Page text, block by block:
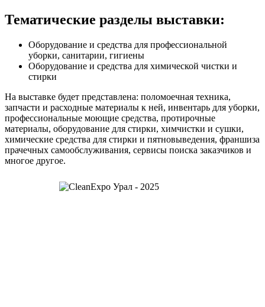
Тематические разделы выставки:
Оборудование и средства для профессиональной
уборки, санитарии, гигиены
Оборудование и средства для химической чистки и
стирки
На выставке будет представлена: поломоечная техника,
запчасти и расходные материалы к ней, инвентарь для уборки,
профессиональные моющие средства, протирочные
материалы, оборудование для стирки, химчистки и сушки,
химические средства для стирки и пятновыведения, франшиза
прачечных самообслуживания, сервисы поиска заказчиков и
многое другое.